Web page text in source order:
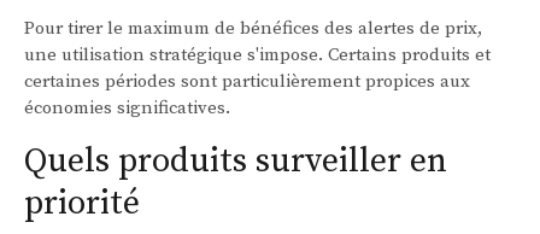
Pour tirer le maximum de bénéfices des alertes de prix,
une utilisation stratégique s'impose. Certains produits et
certaines périodes sont particulièrement propices aux
économies significatives.
Quels produits surveiller en
priorité